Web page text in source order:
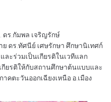
ดร.กัมพล เจริญรักษ์
ดร.ทัศนีย์ เศษรักษา ศึกษานิเทศก์
ละร่วมเป็นเกียรติในเวทีแลก
กียรติให้กับสถานศึกษาต้นแบบและ
คตะวันออกเฉียงเหนือ อ.เมือง